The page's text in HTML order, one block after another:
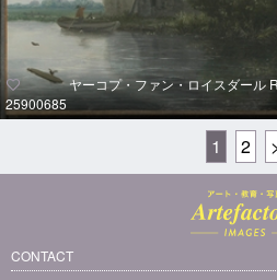
25900685
ヤーコプ・ファン・ロイスダール
1 2 >
CONTACT